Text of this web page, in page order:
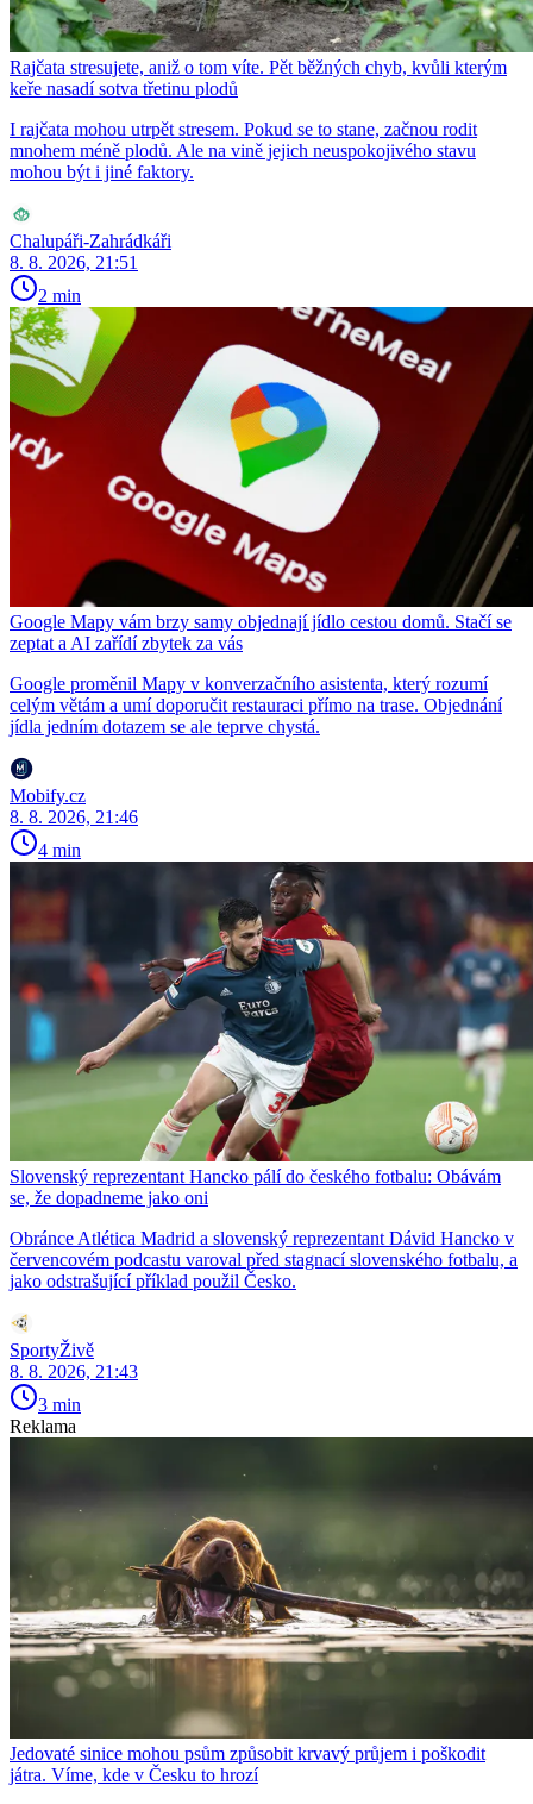
Rajčata stresujete, aniž o tom víte. Pět běžných chyb, kvůli kterým
keře nasadí sotva třetinu plodů
I rajčata mohou utrpět stresem. Pokud se to stane, začnou rodit
mnohem méně plodů. Ale na vině jejich neuspokojivého stavu
mohou být i jiné faktory.
Chalupáři-Zahrádkáři
8. 8. 2026, 21:51
2 min
Google Mapy vám brzy samy objednají jídlo cestou domů. Stačí se
zeptat a AI zařídí zbytek za vás
Google proměnil Mapy v konverzačního asistenta, který rozumí
celým větám a umí doporučit restauraci přímo na trase. Objednání
jídla jedním dotazem se ale teprve chystá.
Mobify.cz
8. 8. 2026, 21:46
4 min
Slovenský reprezentant Hancko pálí do českého fotbalu: Obávám
se, že dopadneme jako oni
Obránce Atlética Madrid a slovenský reprezentant Dávid Hancko v
červencovém podcastu varoval před stagnací slovenského fotbalu, a
jako odstrašující příklad použil Česko.
SportyŽivě
8. 8. 2026, 21:43
3 min
Reklama
Jedovaté sinice mohou psům způsobit krvavý průjem i poškodit
játra. Víme, kde v Česku to hrozí